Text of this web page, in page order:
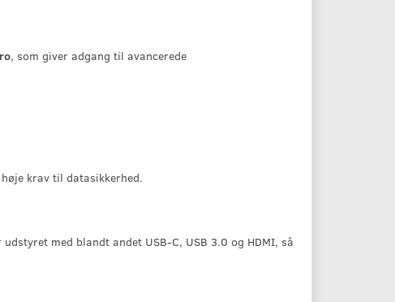
, som giver adgang til avancerede
krav til datasikkerhed.
med blandt andet USB-C, USB 3.0 og HDMI, så